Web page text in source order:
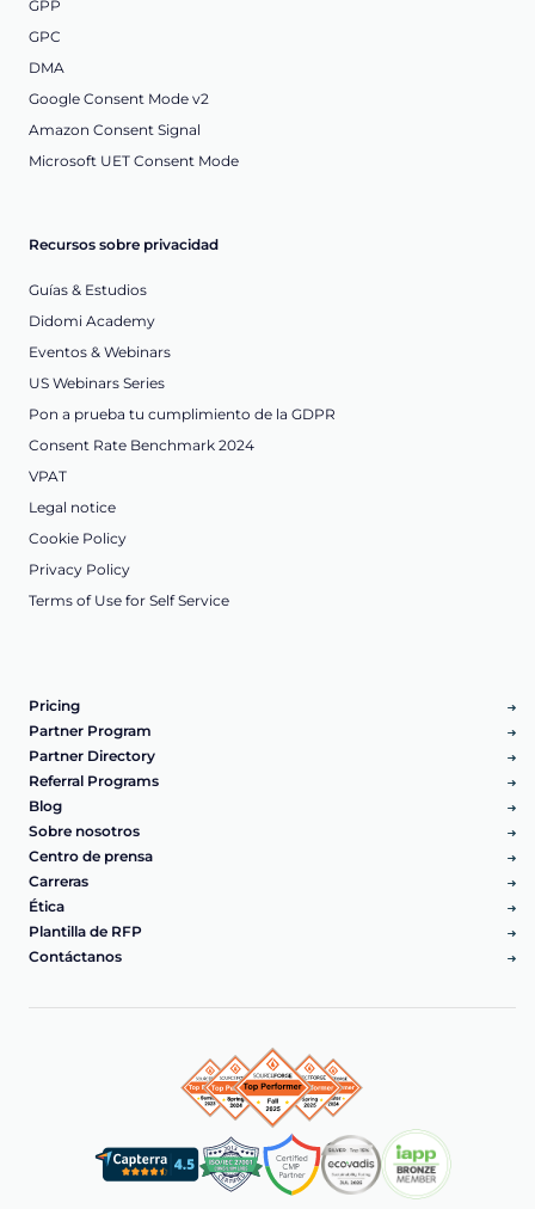
GPP
GPC
DMA
Google Consent Mode v2
Amazon Consent Signal
Microsoft UET Consent Mode
Recursos sobre privacidad
Guías & Estudios
Didomi Academy
Eventos & Webinars
US Webinars Series
Pon a prueba tu cumplimiento de la GDPR
Consent Rate Benchmark 2024
VPAT
Legal notice
Cookie Policy
Privacy Policy
Terms of Use for Self Service
Pricing
Partner Program
Partner Directory
Referral Programs
Blog
Sobre nosotros
Centro de prensa
Carreras
Ética
Plantilla de RFP
Contáctanos